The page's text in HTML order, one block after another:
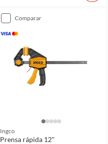
comparar
Ingco
Prensa rápida 12"